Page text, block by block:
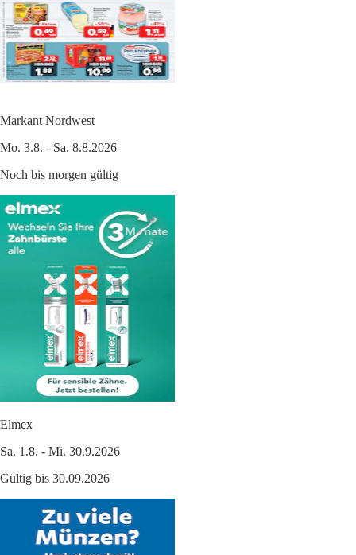
Markant Nordwest
Mo. 3.8. - Sa. 8.8.2026
Noch bis morgen gültig
Elmex
Sa. 1.8. - Mi. 30.9.2026
Gültig bis 30.09.2026